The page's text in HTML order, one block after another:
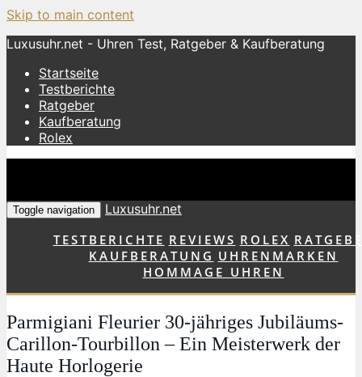
Skip to main content
Luxusuhr.net - Uhren Test, Ratgeber & Kaufberatung
Startseite
Testberichte
Ratgeber
Kaufberatung
Rolex
Toggle navigation
Luxusuhr.net
TESTBERICHTE REVIEWS ROLEX
KAUFBERATUNG UHRENMARKEN
HOMMAGE UHREN
Parmigiani Fleurier 30-jähriges Jubiläums-
Carillon-Tourbillon – Ein Meisterwerk der
Haute Horlogerie